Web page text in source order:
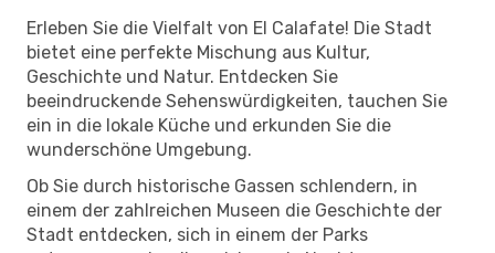
Erleben Sie die Vielfalt von El Calafate! Die Stadt
bietet eine perfekte Mischung aus Kultur,
Geschichte und Natur. Entdecken Sie
beeindruckende Sehenswürdigkeiten, tauchen Sie
ein in die lokale Küche und erkunden Sie die
wunderschöne Umgebung.
Ob Sie durch historische Gassen schlendern, in
einem der zahlreichen Museen die Geschichte der
Stadt entdecken, sich in einem der Parks